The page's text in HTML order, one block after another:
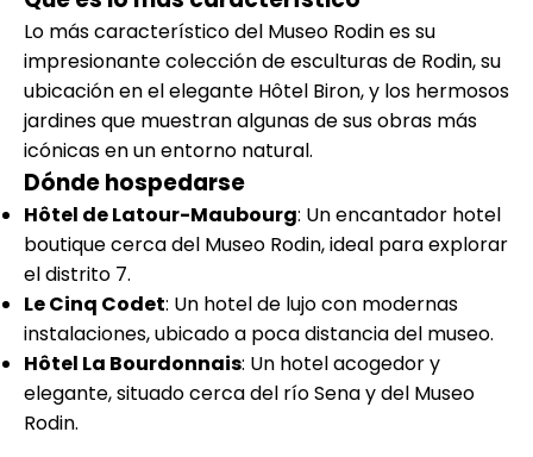
Lo más característico del Museo Rodin es su
impresionante colección de esculturas de Rodin, su
ubicación en el elegante Hôtel Biron, y los hermosos
jardines que muestran algunas de sus obras más
icónicas en un entorno natural.
Dónde hospedarse
Hôtel de Latour-Maubourg: Un encantador hotel
boutique cerca del Museo Rodin, ideal para explorar
el distrito 7.
Le Cinq Codet: Un hotel de lujo con modernas
instalaciones, ubicado a poca distancia del museo.
Hôtel La Bourdonnais: Un hotel acogedor y
elegante, situado cerca del río Sena y del Museo
Rodin.